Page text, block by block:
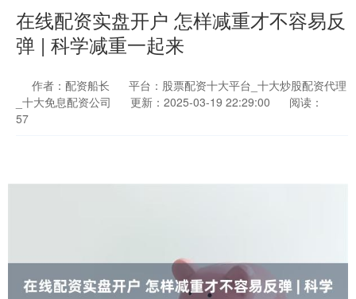
在线配资实盘开户 怎样减重才不容易反
弹 | 科学减重一起来
作者：配资船长
平台：股票配资十大平台_十大炒股配资代理
_十大免息配资公司
更新：2025-03-19 22:29:00
阅读：
57